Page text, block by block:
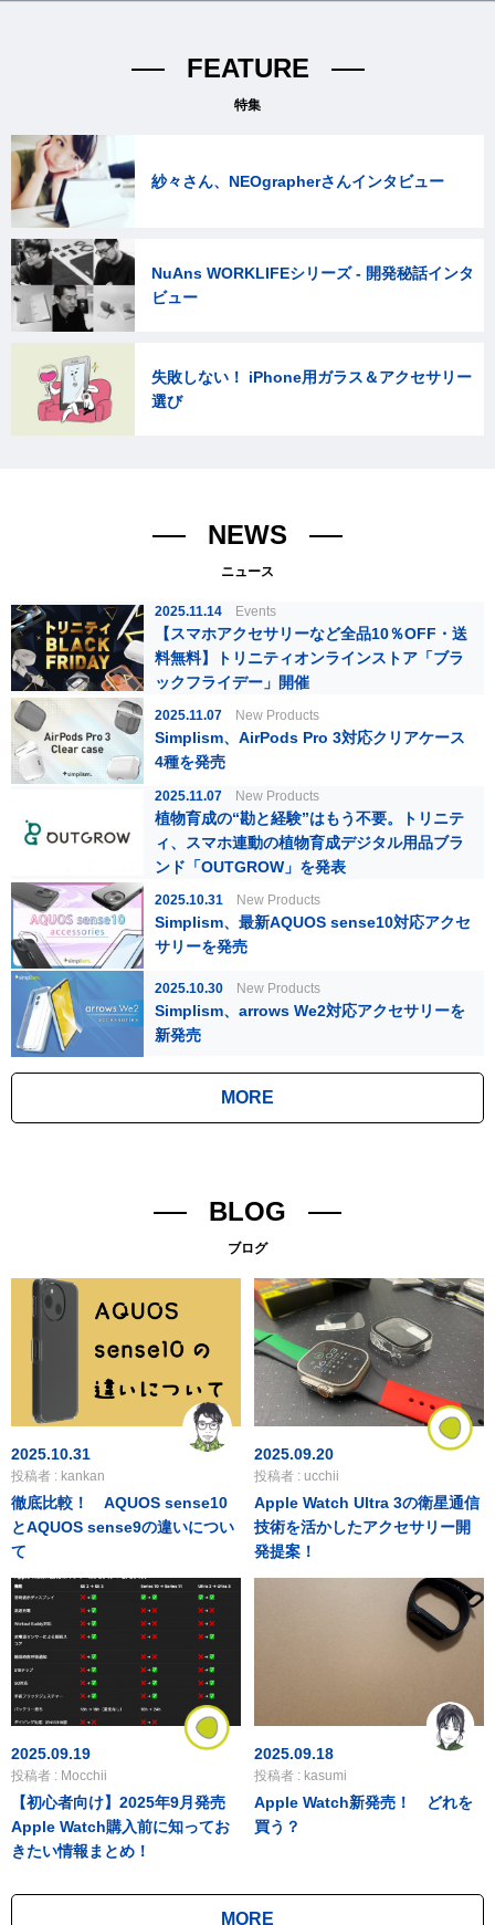
FEATURE
特集
紗々さん、NEOgrapherさんインタビュー
NuAns WORKLIFEシリーズ - 開発秘話インタ
ビュー
失敗しない！ iPhone用ガラス＆アクセサリー
選び
NEWS
ニュース
2025.11.14 Events
【スマホアクセサリーなど全品10％OFF・送
料無料】トリニティオンラインストア「ブラ
ックフライデー」開催
2025.11.07 New Products
Simplism、AirPods Pro 3対応クリアケース
4種を発売
2025.11.07 New Products
植物育成の“勘と経験”はもう不要。トリニテ
ィ、スマホ連動の植物育成デジタル用品ブラ
ンド「OUTGROW」を発表
2025.10.31 New Products
Simplism、最新AQUOS sense10対応アクセ
サリーを発売
2025.10.30 New Products
Simplism、arrows We2対応アクセサリーを
新発売
MORE
BLOG
ブログ
2025.10.31
投稿者 : kankan
徹底比較！ AQUOS sense10
とAQUOS sense9の違いについ
て
2025.09.20
投稿者 : ucchii
Apple Watch Ultra 3の衛星通信
技術を活かしたアクセサリー開
発提案！
2025.09.19
投稿者 : Mocchii
【初心者向け】2025年9月発売
Apple Watch購入前に知ってお
きたい情報まとめ！
2025.09.18
投稿者 : kasumi
Apple Watch新発売！ どれを
買う？
MORE